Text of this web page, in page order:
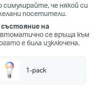
че някой си
посетители.
на
се връща към
е била изключена.
1-pack